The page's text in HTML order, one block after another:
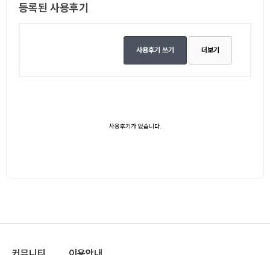
등록된 사용후기
사용후기 쓰기 더보기
사용후기가 없습니다.